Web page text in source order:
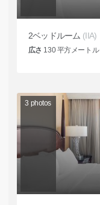
2ベッドルーム (IIA)
広さ 130平方メートル
3 photos